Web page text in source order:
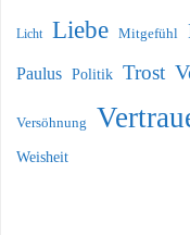
Licht Liebe Mitgefühl
Paulus Politik Trost
Versöhnung
Weisheit